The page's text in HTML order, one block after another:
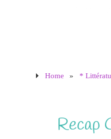
Home » *
Recap